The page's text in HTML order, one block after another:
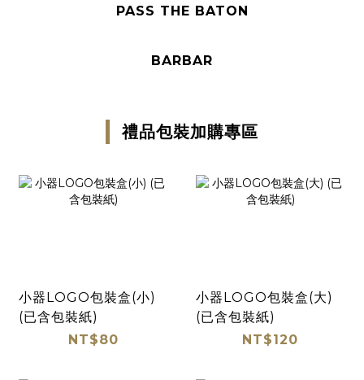
PASS THE BATON
BARBAR
禮品包裝加購專區
小器LOGO包裝盒(小)
(已含包裝紙)
NT$80
小器LOGO包裝盒(大)
(已含包裝紙)
NT$120